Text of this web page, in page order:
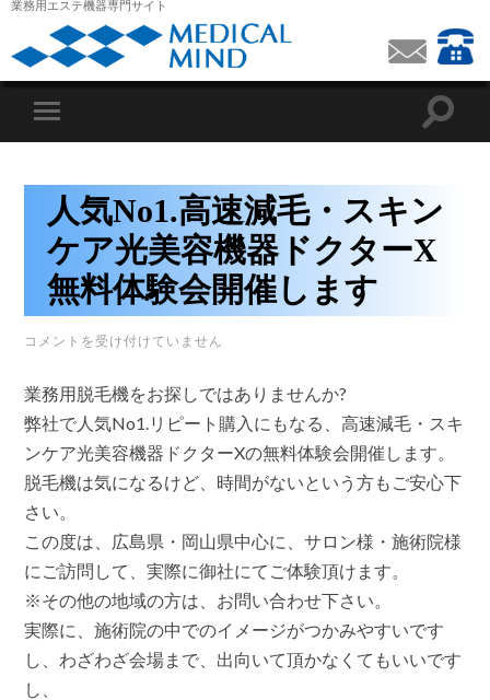
業務用エステ機器専門サイト
人気No1.高速減毛・スキン
ケア光美容機器ドクターX
無料体験会開催します
人
高
減
毛・
キ
ン
ケ
ア
美
容
器
ド
ク
タ
コメントを受け付けていません
業務用脱毛機をお探しではありませんか?
弊社で人気No1.リピート購入にもなる、高速減毛・スキ
ンケア光美容機器ドクターXの無料体験会開催します。
脱毛機は気になるけど、時間がないという方もご安心下
さい。
この度は、広島県・岡山県中心に、サロン様・施術院様
にご訪問して、実際に御社にてご体験頂けます。
※その他の地域の方は、お問い合わせ下さい。
実際に、施術院の中でのイメージがつかみやすいです
し、わざわざ会場まで、出向いて頂かなくてもいいです
し、